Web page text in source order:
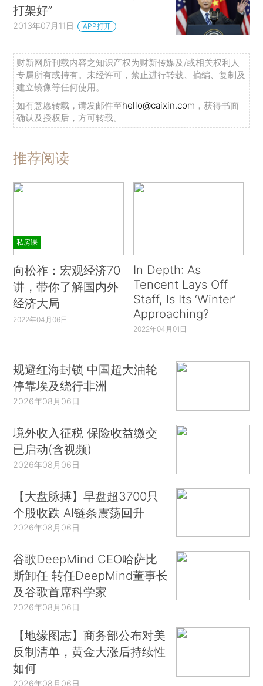
打架好”
2013年07月11日 APP打开
财新网所刊载内容之知识产权为财新传媒及/或相关权利人
专属所有或持有。未经许可，禁止进行转载、摘编、复制及
建立镜像等任何使用。
如有意愿转载，请发邮件至hello@caixin.com ，获得书面
确认及授权后，方可转载。
推荐阅读
私房课
向松祚：宏观经济70
讲，带你了解国内外
经济大局
2022年04月06日
In Depth: As
Tencent Lays Off
Staff, Is Its ‘Winter’
Approaching?
2022年04月01日
规避红海封锁 中国超大油轮
停靠埃及绕行非洲
2026年08月06日
境外收入征税 保险收益缴交
已启动(含视频)
2026年08月06日
【大盘脉搏】早盘超3700只
个股收跌 AI链条震荡回升
2026年08月06日
谷歌DeepMind CEO哈萨比
斯卸任 转任DeepMind董事长
及谷歌首席科学家
2026年08月06日
【地缘图志】商务部公布对美
反制清单，黄金大涨后持续性
如何
2026年08月06日